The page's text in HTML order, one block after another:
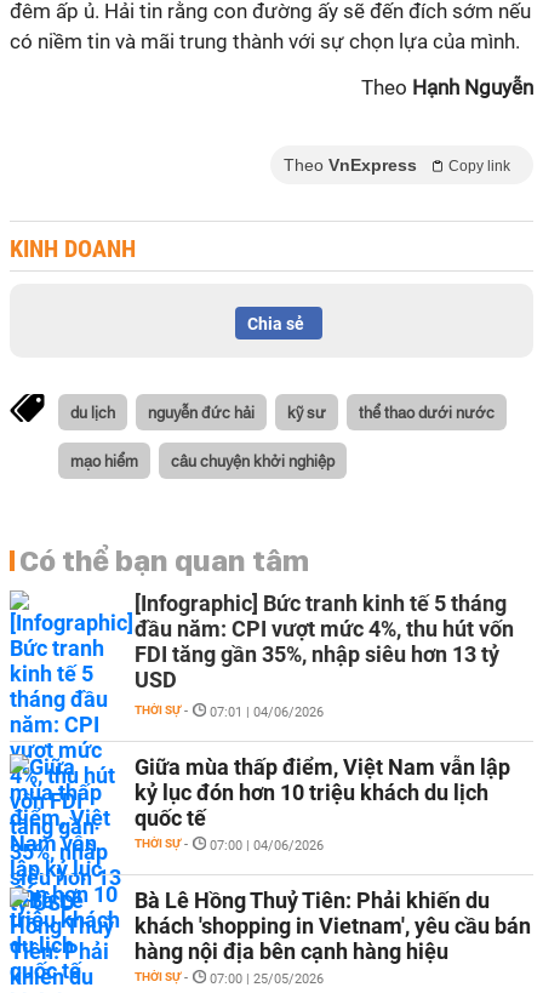
đêm ấp ủ. Hải tin rằng con đường ấy sẽ đến đích sớm nếu
có niềm tin và mãi trung thành với sự chọn lựa của mình.
Theo Hạnh Nguyễn
Theo VnExpress Copy link
KINH DOANH
Chia sẻ
du lịch nguyễn đức hải kỹ sư thể thao dưới nước
mạo hiểm câu chuyện khởi nghiệp
Có thể bạn quan tâm
[Infographic] Bức tranh kinh tế 5 tháng
đầu năm: CPI vượt mức 4%, thu hút vốn
FDI tăng gần 35%, nhập siêu hơn 13 tỷ
USD
THỜI SỰ - 07:01 | 04/06/2026
Giữa mùa thấp điểm, Việt Nam vẫn lập
kỷ lục đón hơn 10 triệu khách du lịch
quốc tế
THỜI SỰ - 07:00 | 04/06/2026
Bà Lê Hồng Thuỷ Tiên: Phải khiến du
khách 'shopping in Vietnam', yêu cầu bán
hàng nội địa bên cạnh hàng hiệu
THỜI SỰ - 07:00 | 25/05/2026